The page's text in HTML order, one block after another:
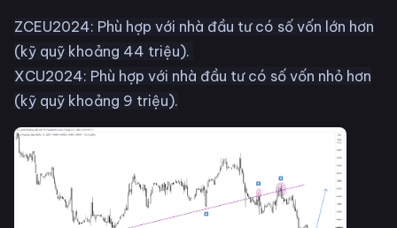
ZCEU2024: Phù hợp với nhà đầu tư có số vốn lớn hơn
(kỹ quỹ khoảng 44 triệu).
XCU2024: Phù hợp với nhà đầu tư có số vốn nhỏ hơn
(kỹ quỹ khoảng 9 triệu).